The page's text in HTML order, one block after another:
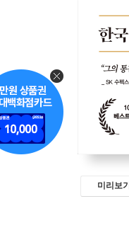
미리보기